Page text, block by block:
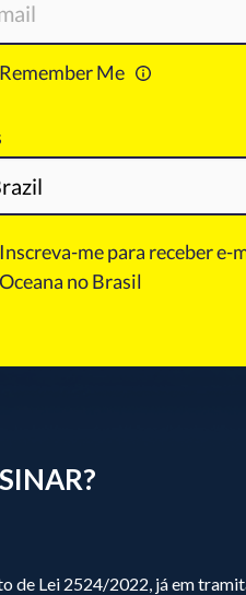
de Lei 2524/2022, já em